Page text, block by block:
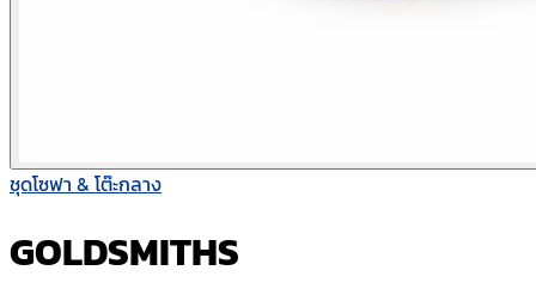
ชุดโซฟา & โต๊ะกลาง
GOLDSMITHS